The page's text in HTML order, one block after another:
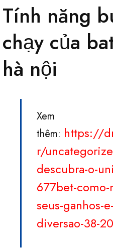
Tính năng
chạy của
hà nội
Xem
thêm: https://
r/
descubra-o-
677bet-
seus-ganhos-
diversao-38-